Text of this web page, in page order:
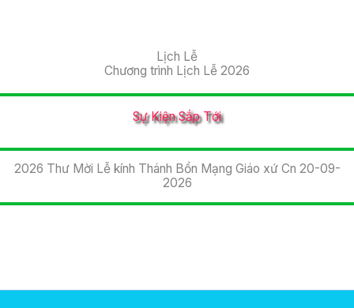
Lịch Lễ
Chương trình Lịch Lễ 2026
Sự Kiện Sắp Tới
2026 Thư Mời Lễ kính Thánh Bổn Mạng Giáo xứ Cn 20-09-
2026